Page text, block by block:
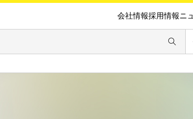
会社情報採用情報ニ